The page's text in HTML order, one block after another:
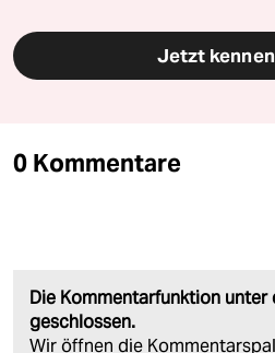
Jetzt
0 Kommentare
Die Kommentarfunktion
geschlossen.
Wir öffnen die